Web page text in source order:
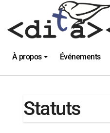
contenu
À propos Événements
Statuts